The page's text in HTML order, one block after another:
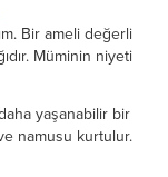
mümin gibi
Bir ameli değerli
Müminin niyeti
Gösteriş için
yaşanabilir bir
ve namusu kurtulur.